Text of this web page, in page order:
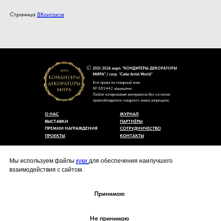
Мы используем файлы куки для обеспечения наилучшего
взаимодействия с сайтом.
Принимаю
Не принимаю
Страница ВКонтакте
2021-2026 корп. "КОНДИТЕРЫ-ДЕКОРАТОРЫ
МИРА" / corp. “Cake Artist World”
Все права на товарный знак
№ 885442 защищены
Любое копирование материалов без согласия
правообладателя товарного знака запрещено
cakeartistworld@mail.ru
КОНТАКТЫ
СОТРУДНИЧЕСТВО
ЖУРНАЛ
ПАРТНЁРЫ
ПРЕМИИ НАГРАЖДЕНИЯ
ПРОЕКТЫ
ВЫСТАВКИ
О НАС
Политика конфиденциальности
Согласие на обработку персональных данных